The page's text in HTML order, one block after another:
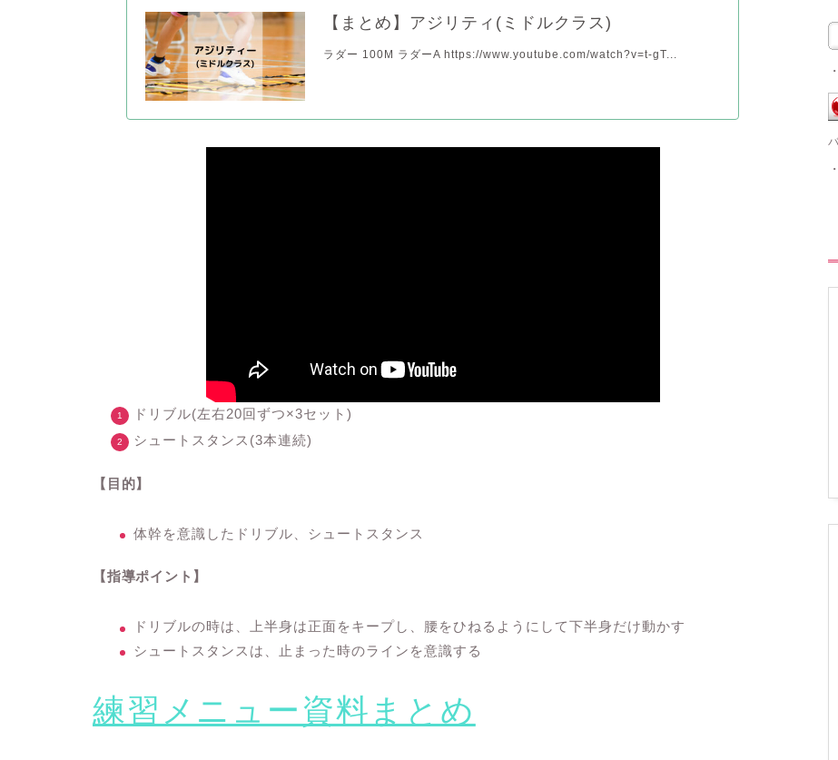
【まとめ】アジリティ(ミドルクラス)
ラダー 100M ラダーA https://www.youtube.com/watch?v=t-gT...
ドリブル(左右20回ずつ×3セット)
シュートスタンス(3本連続)
【目的】
体幹を意識したドリブル、シュートスタンス
【指導ポイント】
ドリブルの時は、上半身は正面をキープし、腰をひねるようにして下半身だけ動かす
シュートスタンスは、止まった時のラインを意識する
練習メニュー資料まとめ